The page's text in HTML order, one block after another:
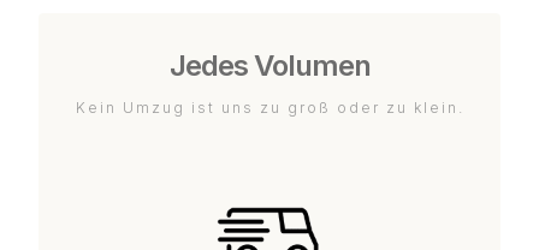
Jedes Volumen
Kein Umzug ist uns zu groß oder zu klein.